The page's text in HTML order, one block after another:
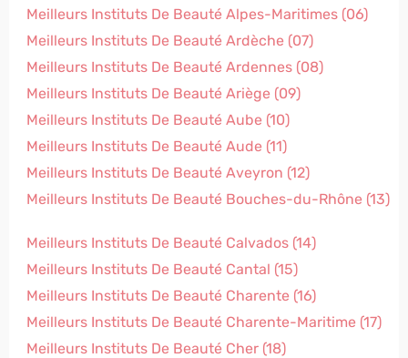
Meilleurs Instituts De Beauté Alpes-Maritimes (06)
Meilleurs Instituts De Beauté Ardèche (07)
Meilleurs Instituts De Beauté Ardennes (08)
Meilleurs Instituts De Beauté Ariège (09)
Meilleurs Instituts De Beauté Aube (10)
Meilleurs Instituts De Beauté Aude (11)
Meilleurs Instituts De Beauté Aveyron (12)
Meilleurs Instituts De Beauté Bouches-du-Rhône (13)
Meilleurs Instituts De Beauté Calvados (14)
Meilleurs Instituts De Beauté Cantal (15)
Meilleurs Instituts De Beauté Charente (16)
Meilleurs Instituts De Beauté Charente-Maritime (17)
Meilleurs Instituts De Beauté Cher (18)